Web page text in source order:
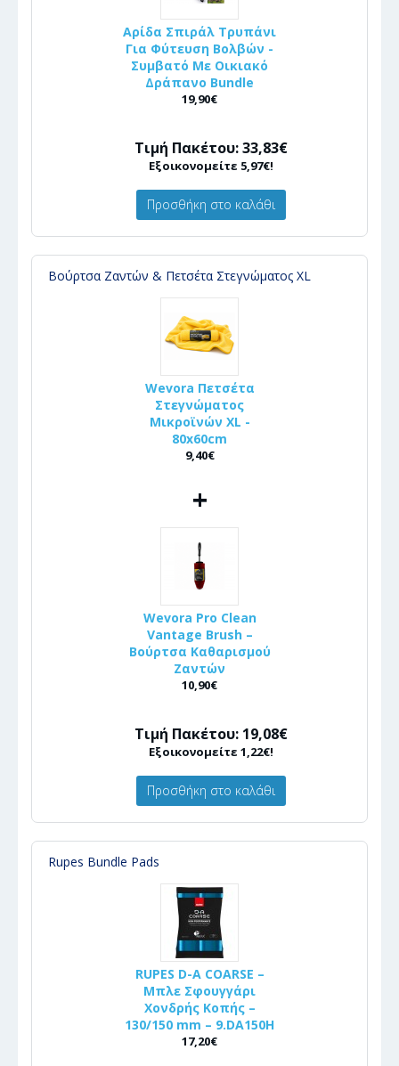
Αρίδα Σπιράλ Τρυπάνι
Για Φύτευση Βολβών -
Συμβατό Με Οικιακό
Δράπανο Bundle
19,90€
Τιμή Πακέτου: 33,83€
Εξοικονομείτε 5,97€!
Προσθήκη στο καλάθι
Βούρτσα Ζαντών & Πετσέτα Στεγνώματος XL
Wevora Πετσέτα
Στεγνώματος
Μικροϊνών XL -
80x60cm
9,40€
+
Wevora Pro Clean
Vantage Brush –
Βούρτσα Καθαρισμού
Ζαντών
10,90€
Τιμή Πακέτου: 19,08€
Εξοικονομείτε 1,22€!
Προσθήκη στο καλάθι
Rupes Bundle Pads
RUPES D-A COARSE –
Μπλε Σφουγγάρι
Χονδρής Κοπής –
130/150 mm – 9.DA150H
17,20€